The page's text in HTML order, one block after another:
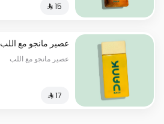
عصير مانجو مع اللب
عصير مانجو مع اللب